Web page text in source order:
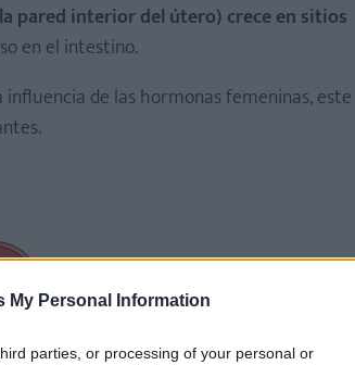
My Personal Information
parties, or processing of your personal or
pared interior del útero) crece en sitios
en el intestino.
influencia de las hormonas femeninas, este